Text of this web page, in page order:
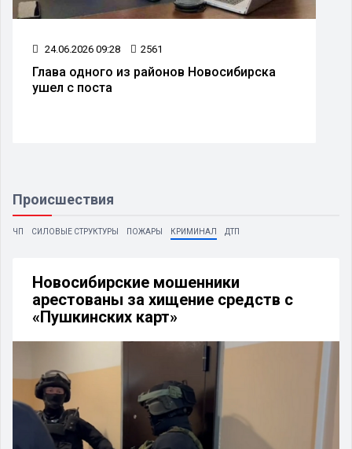
24.06.2026 09:28 2561
Глава одного из районов Новосибирска
ушел с поста
Происшествия
ЧП СИЛОВЫЕ СТРУКТУРЫ ПОЖАРЫ КРИМИНАЛ ДТП
Новосибирские мошенники
арестованы за хищение средств с
«Пушкинских карт»